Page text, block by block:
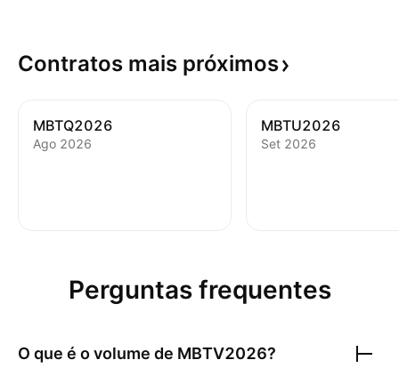
Contratos mais próximos
MBTQ2026
Аgo 2026
MBTU2026
Set 2026
Perguntas frequentes
O que é o volume de MBTV2026?